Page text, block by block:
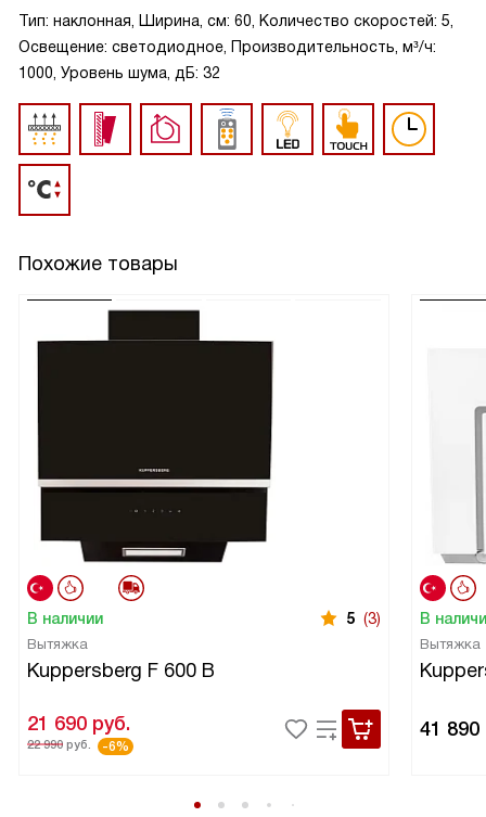
Тип: наклонная, Ширина, см: 60, Количество скоростей: 5,
Освещение: светодиодное, Производительность, м³/ч:
1000, Уровень шума, дБ: 32
Похожие товары
В наличии 5 (3)
Вытяжка
Kuppersberg F 600 B
21 690 руб.
22 990 руб. -6%
В
Вытяжка
41 890